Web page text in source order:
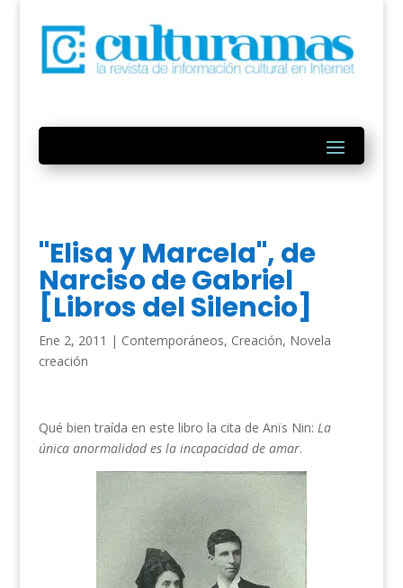
"Elisa y Marcela", de
Narciso de Gabriel
[Libros del Silencio]
Ene 2, 2011 | Contemporáneos, Creación, Novela
creación
Qué bien traída en este libro la cita de Anïs Nin: La
única anormalidad es la incapacidad de amar.